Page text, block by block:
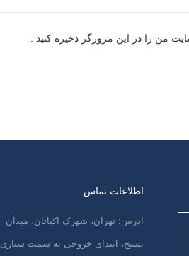
من را در این مرورگر ذخیره کنید .
اطلاعات تماس
آدرس: تهران، شهرک اکباتان، میدان
بسیج، ابتدای خروجی به سمت ستاری